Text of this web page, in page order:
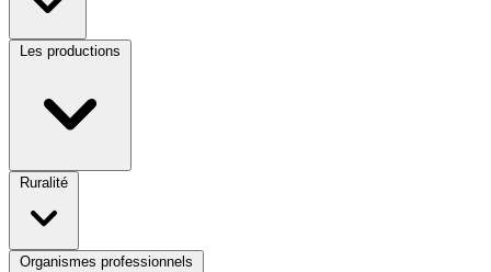
Les productions
Ruralité
Organismes professionnels